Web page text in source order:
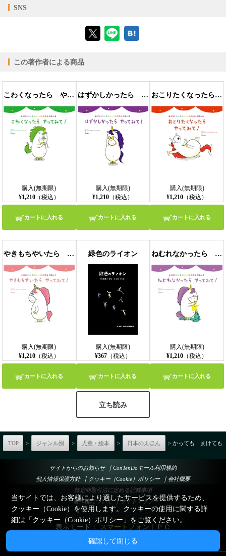
【対応デバイス】
【PC版ConTenDoビューア】
【モバイルビューア】
SNS
この著作者による商品
こわくなったら やってみて！
購入(無期限)
¥1,210（税込）
カートに入れる
はずかしかったら やってみて！
購入(無期限)
¥1,210 （税込）
カートに入れる
おこりたくなったら やってみて！
購入(無期限)
¥1,210 （税込）
カートに入れる
やきもちやいたら やってみて！
購入(無期限)
¥1,210（税込）
カートに入れる
緑色のライオン
購入(無期限)
¥367（税込）
カートに入れる
立ち読み
ねむれなかったら やってみて！
購入(無期限)
¥1,210 （税込）
カートに入れる
TOP > ジャンル別 > 児童・絵本 > 日本のえほん > かっても まけても
サイトからのお知らせ ｜ ConTenDoモール利用規約
個人情報保護方針
｜ クッキー（Cookie）ポリシー ｜ 会社概要
特定商取引法に定める記載事項
著作権について ｜サイトマップ
表示モード： スマートフォン ＰＣ
© Esperant System Co., Ltd.
当サイトでは、お客様により適したサービスを提供するため、
クッキー（Cookie）を使用します。クッキーの使用に関する詳
細は「クッキー（Cookie）ポリシー 」をご覧ください。
確認して閉じる